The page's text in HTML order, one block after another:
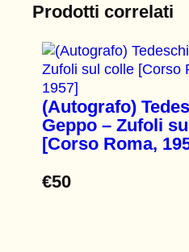
Prodotti correlati
(Autografo)
Geppo – Zufoli
[Corso Roma,
€50